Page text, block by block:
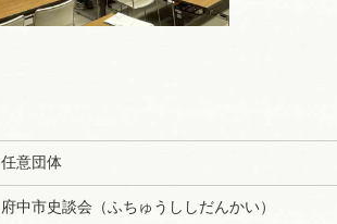
任意団体
府中市史談会（ふちゅうししだんかい）